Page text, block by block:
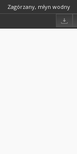
Zagórzany, młyn wodny